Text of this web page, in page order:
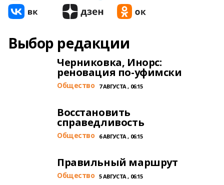
Выбор редакции
Черниковка, Инорс:
реновация по-уфимски
Общество 7 АВГУСТА , 06:15
Восстановить
справедливость
Общество 6 АВГУСТА , 06:15
Правильный маршрут
Общество 5 АВГУСТА , 06:15